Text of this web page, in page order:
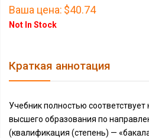
Ваша цена: $40.74
Not In Stock
Краткая аннотация
Учебник полностью
высшего образования по
(квалификация (степень) —